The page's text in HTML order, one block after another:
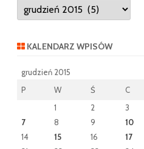
Archiwum
wpisów
KALENDARZ WPISÓW
grudzień 2015
P
W Ś C
1
2 3
7
8 9 10
14
15 16 17